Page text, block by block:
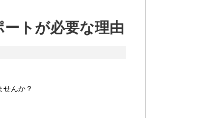
トが必要な理由
んか？